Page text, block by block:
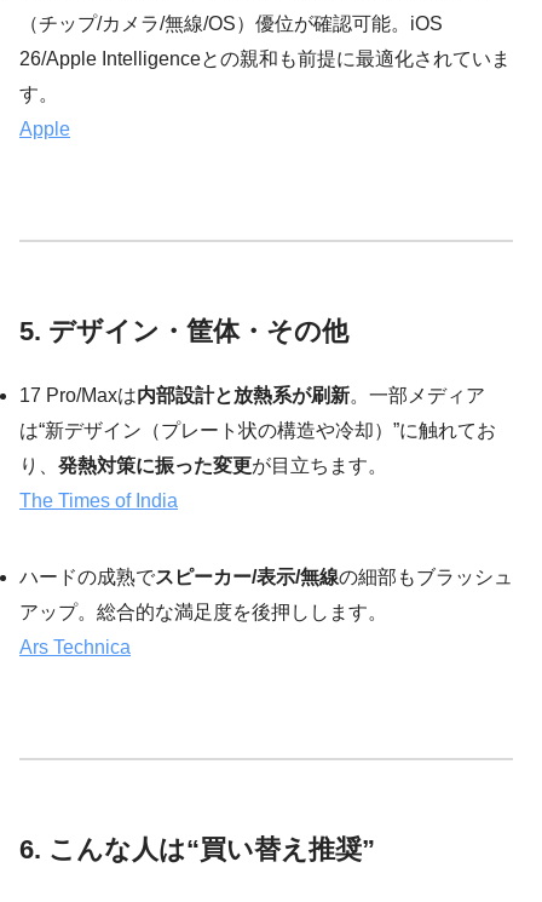
（チップ/カメラ/無線/OS）優位が確認可能。iOS
26/Apple Intelligenceとの親和も前提に最適化されていま
す。
Apple
5. デザイン・筐体・その他
17 Pro/Maxは内部設計と放熱系が刷新。一部メディア
は“新デザイン（プレート状の構造や冷却）”に触れてお
り、 発熱対策に振った変更が目立ちます。
The Times of India
ハードの成熟でスピーカー/表示/無線の細部もブラッシュ
アップ。総合的な満足度を後押しします。
Ars Technica
6. こんな人は“買い替え推奨”